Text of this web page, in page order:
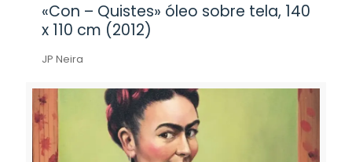
«Con – Quistes» óleo sobre tela, 140
x 110 cm (2012)
JP Neira